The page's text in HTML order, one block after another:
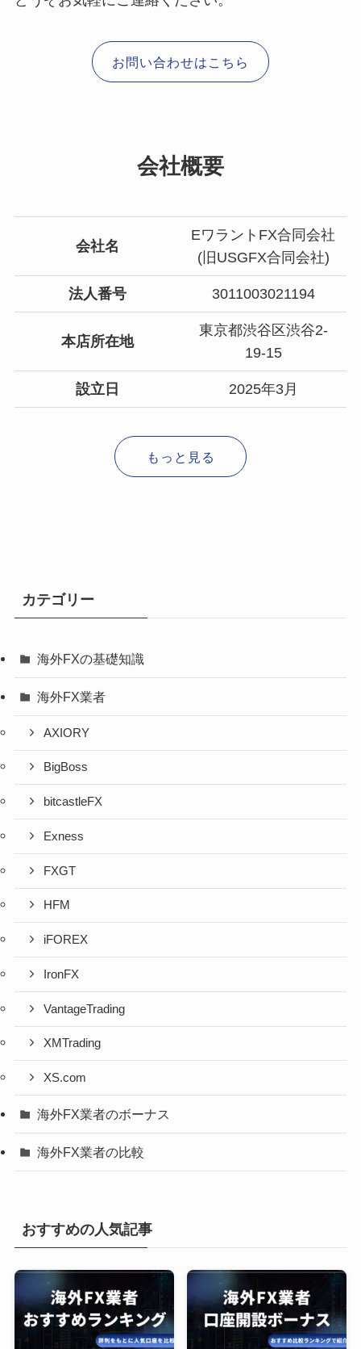
お問い合わせはこちら
会社概要
会社名
EワラントFX合同会社
(旧USGFX合同会社)
法人番号 3011003021194
本店所在地
東京都渋谷区渋谷2-
19-15
設立日 2025年3月
もっと見る
カテゴリー
海外FXの基礎知識
海外FX業者
AXIORY
BigBoss
bitcastleFX
Exness
FXGT
HFM
iFOREX
IronFX
VantageTrading
XMTrading
XS.com
海外FX業者のボーナス
海外FX業者の比較
おすすめの人気記事